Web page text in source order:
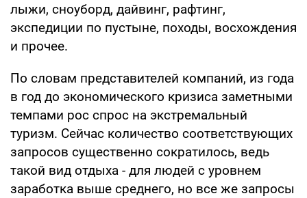
лыжи, сноуборд, дайвинг, рафтинг,
экспедиции по пустыне, походы, восхождения
и прочее.
По словам представителей компаний, из года
в год до экономического кризиса заметными
темпами рос спрос на экстремальный
туризм. Сейчас количество соответствующих
запросов существенно сократилось, ведь
такой вид отдыха - для людей с уровнем
заработка выше среднего, но все же запросы